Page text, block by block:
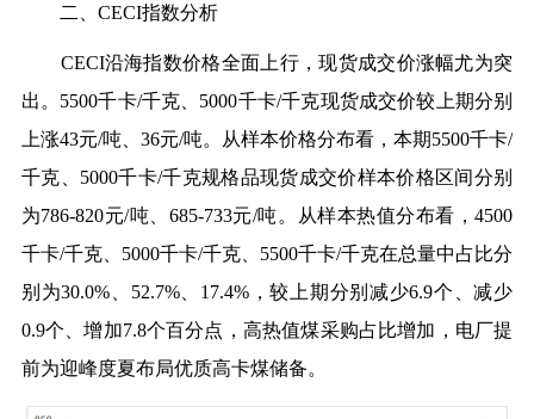
二、CECI指数分析
CECI沿海指数价格全面上行，现货成交价涨幅尤为突
出。5500千卡/千克、5000千卡/千克现货成交价较上期分别
上涨43元/吨、36元/吨。从样本价格分布看，本期5500千卡/
千克、5000千卡/千克规格品现货成交价样本价格区间分别
为786-820元/吨、685-733元/吨。从样本热值分布看，4500
千卡/千克、5000千卡/千克、5500千卡/千克在总量中占比分
别为30.0%、52.7%、17.4%，较上期分别减少6.9个、减少
0.9个、增加7.8个百分点，高热值煤采购占比增加，电厂提
前为迎峰度夏布局优质高卡煤储备。